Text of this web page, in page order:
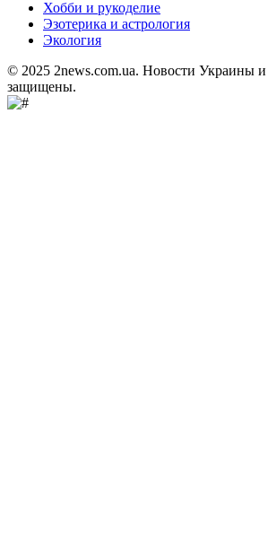
Хобби и рукоделие
Эзотерика и астрология
Экология
© 2025 2news.com.ua. Новости Украины
защищены.